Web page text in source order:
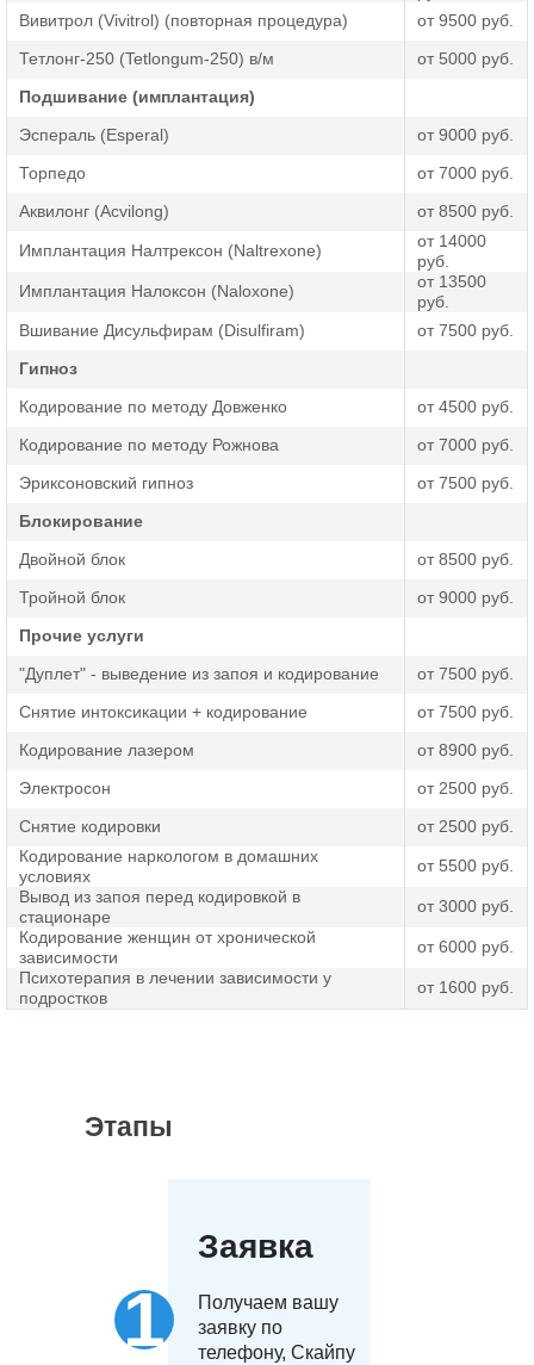
позволяет состояние пациента. Звоните, и мы расскажем
детоксикацию и предлагаем комплексное лечение
зависимости.
Вивитрол (Vivitrol) (повторная процедура)
от 9500 руб.
Тетлонг-250 (Tetlongum-250) в/м
от 5000 руб.
Подшивание (имплантация)
Эспераль (Esperal)
от 9000 руб.
Торпедо
от 7000 руб.
Аквилонг (Acvilong)
от 8500 руб.
Имплантация Налтрексон (Naltrexone)
от 14000
руб.
Имплантация Налоксон (Naloxone)
от 13500
руб.
Вшивание Дисульфирам (Disulfiram)
от 7500 руб.
Гипноз
Кодирование по методу Довженко
от 4500 руб.
Кодирование по методу Рожнова
от 7000 руб.
Эриксоновский гипноз
от 7500 руб.
Блокирование
Двойной блок
от 8500 руб.
Тройной блок
от 9000 руб.
Прочие услуги
"Дуплет" - выведение из запоя и кодирование
от 7500 руб.
Снятие интоксикации + кодирование
от 7500 руб.
Кодирование лазером
от 8900 руб.
Электросон
от 2500 руб.
Снятие кодировки
от 2500 руб.
Кодирование наркологом в домашних
условиях
от 5500 руб.
Вывод из запоя перед кодировкой в
стационаре
от 3000 руб.
Кодирование женщин от хронической
зависимости
от 6000 руб.
Психотерапия в лечении зависимости у
подростков
от 1600 руб.
Этапы
Заявка
Получаем вашу
заявку по
телефону, Скайпу